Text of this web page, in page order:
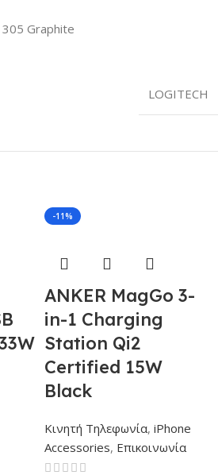
305 Graphite
LOGITECH
-11%
ANKER MagGo 3-
in-1 Charging
Station Qi2
Certified 15W
Black
Κινητή Τηλεφωνία, iPhone
Accessories, Επικοινωνία